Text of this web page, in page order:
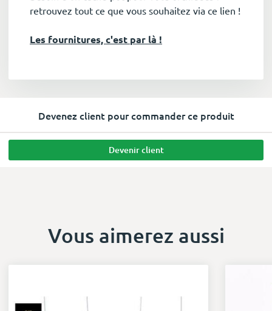
retrouvez tout ce que vous souhaitez via ce lien !
Les fournitures, c'est par là !
Devenez client pour commander ce produit
Devenir client
Vous aimerez aussi